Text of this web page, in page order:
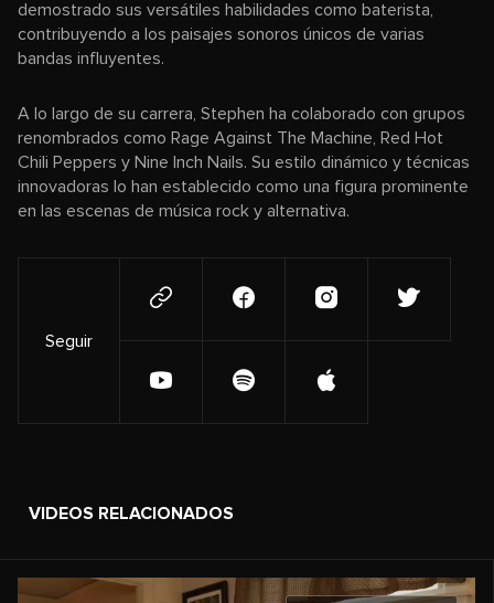
demostrado sus versátiles habilidades como baterista,
contribuyendo a los paisajes sonoros únicos de varias
bandas influyentes.
A lo largo de su carrera, Stephen ha colaborado con grupos
renombrados como Rage Against The Machine, Red Hot
Chili Peppers y Nine Inch Nails. Su estilo dinámico y técnicas
innovadoras lo han establecido como una figura prominente
en las escenas de música rock y alternativa.
Seguir
VIDEOS RELACIONADOS